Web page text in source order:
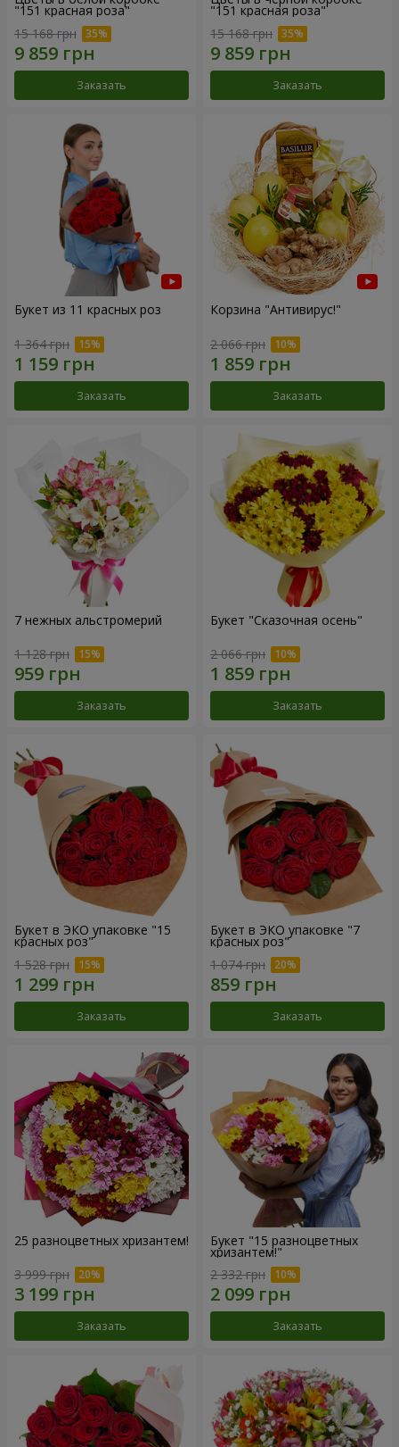
"151 красная роза"
15 168 грн
Заказать
"151 красная роза"
15 168 грн
Заказать
Букет из 11 красных роз
1 364 грн
Заказать
Корзина "Антивирус!"
2 066 грн
Заказать
7 нежных альстромерий
1 128 грн
Заказать
Букет "Сказочная осень"
2 066 грн
Заказать
Букет в ЭКО упаковке "15
красных роз"
1 528 грн
Заказать
Букет в ЭКО упаковке "7
красных роз"
1 074 грн
Заказать
25 разноцветных хризантем!
3 999 грн
Заказать
Букет "15 разноцветных
хризантем!"
2 332 грн
Заказать